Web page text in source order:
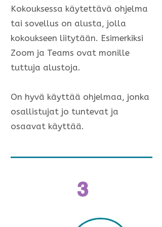
Kokouksessa käytettävä ohjelma
tai sovellus on alusta, jolla
kokoukseen liitytään. Esimerkiksi
Zoom ja Teams ovat monille
tuttuja alustoja.
On hyvä käyttää ohjelmaa, jonka
osallistujat jo tuntevat ja
osaavat käyttää.
3